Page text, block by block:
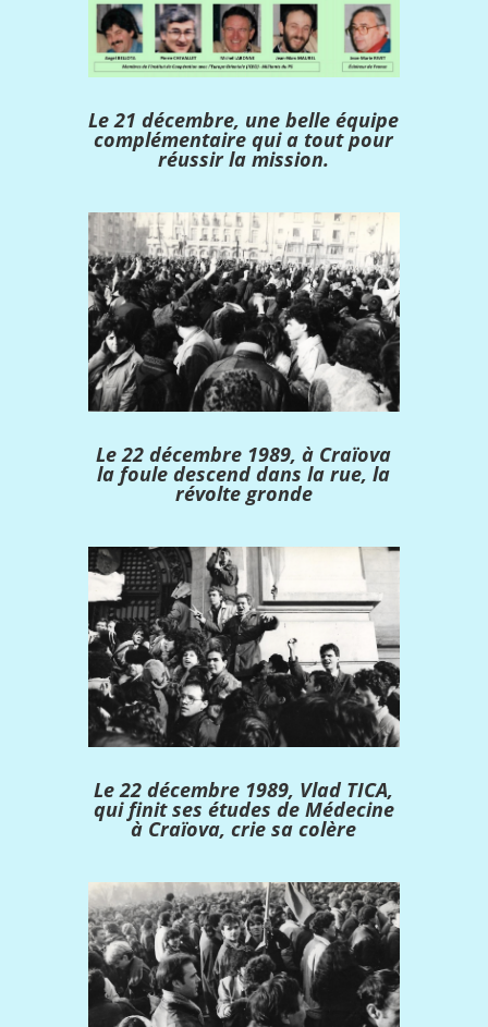
Le 21 décembre, une belle équipe
complémentaire qui a tout pour
réussir la mission.
Le 22 décembre 1989, à Craïova
la foule descend dans la rue, la
révolte gronde
Le 22 décembre 1989, Vlad TICA,
qui finit ses études de Médecine
à Craïova, crie sa colère